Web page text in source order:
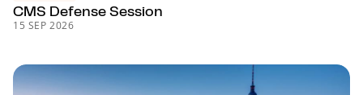
CMS Defense Session
15 SEP 2026